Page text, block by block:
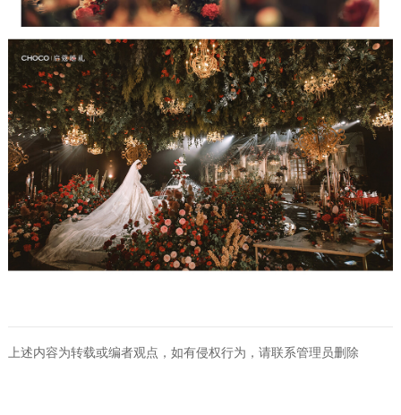
上述内容为转载或编者观点，如有侵权行为，请联系管理员删除